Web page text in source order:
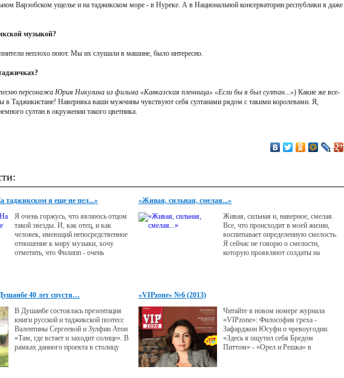
Варзобском ущелье и на таджикском море - в Нуреке. А в Национальной консерватории республики я даже
музыкой?
неплохо поют. Мы их слушали в машине, было интересно.
персонажа Юрия Никулина из фильма «Кавказская пленница» «Если бы я был султан...») Какие же все-
в Таджикистане! Наверняка ваши мужчины чувствуют себя султанами рядом с такими королевами. Я,
султан в окружении такого цветника.
таджикском я еще не пел...»
Я очень горжусь, что являюсь отцом
такой звезды. И, как отец, и как
человек, имеющий непосредственное
отношение к миру музыки, хочу
отметить, что Филипп - очень
трудолюбию и старанию, сын
окончил школу с золотой медалью.
«Живая, сильная, смелая...»
Живая, сильная и, наверное, смелая.
Все, что происходит в моей жизни,
воспитывает определенную смелость.
Я сейчас не говорю о смелости,
которую проявляют солдаты на
выходит к публике, делает смелый
шаг.
40 лет спустя…
В Душанбе состоялась презентация
книги русской и таджикской поэтесс
Валентины Сергеевой и Зулфии Атои
«Там, где встает и заходит солнце». В
рамках данного проекта в столицу
«VIPzone» №6 (2013)
Читайте в новом номере журнала
«VIPzone»: Философия греха -
Зафарджон Юсуфи о чревоугодии.
«Здесь я ощутил себя Бредом
Питтом» - «Орел и Решка» в